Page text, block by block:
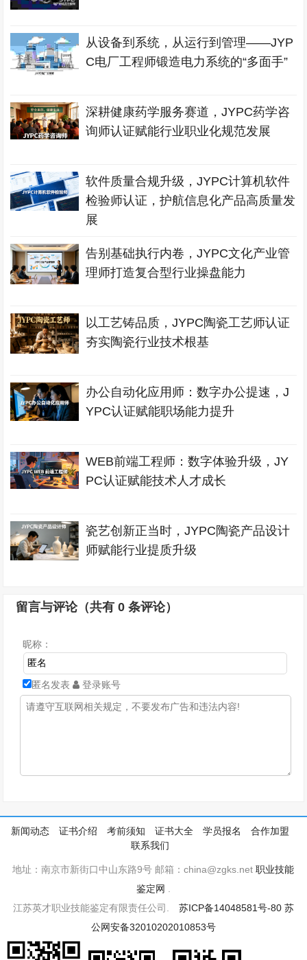
从设备到系统，从运行到管理——JYP
C电厂工程师锻造电力系统的“多面手”
深耕健康药学服务赛道，JYPC药学咨
询师认证赋能行业职业化规范发展
软件质量合规升级，JYPC计算机软件
检验师认证，护航信息化产品高质量发
展
告别基础执行内卷，JYPC文化产业管
理师打造复合型行业操盘能力
以工艺铸品质，JYPC陶瓷工艺师认证
夯实陶瓷行业技术根基
办公自动化应用师：数字办公提速，J
YPC认证赋能职场能力提升
WEB前端工程师：数字体验升级，JY
PC认证赋能技术人才成长
瓷艺创新正当时，JYPC陶瓷产品设计
师赋能行业提质升级
留言与评论（共有0 条评论）
昵称：
匿名发表 登录账号
新闻动态 证书介绍 考前须知 证书大全 学员报名
合作加盟
联系我们
地址：南京市新街口中山东路9号 邮箱：china@zgks.net职业技能
鉴定网
江苏英才职业技能鉴定有限责任公司. 苏ICP备14048581号-80 苏
公网安备32010202010853号